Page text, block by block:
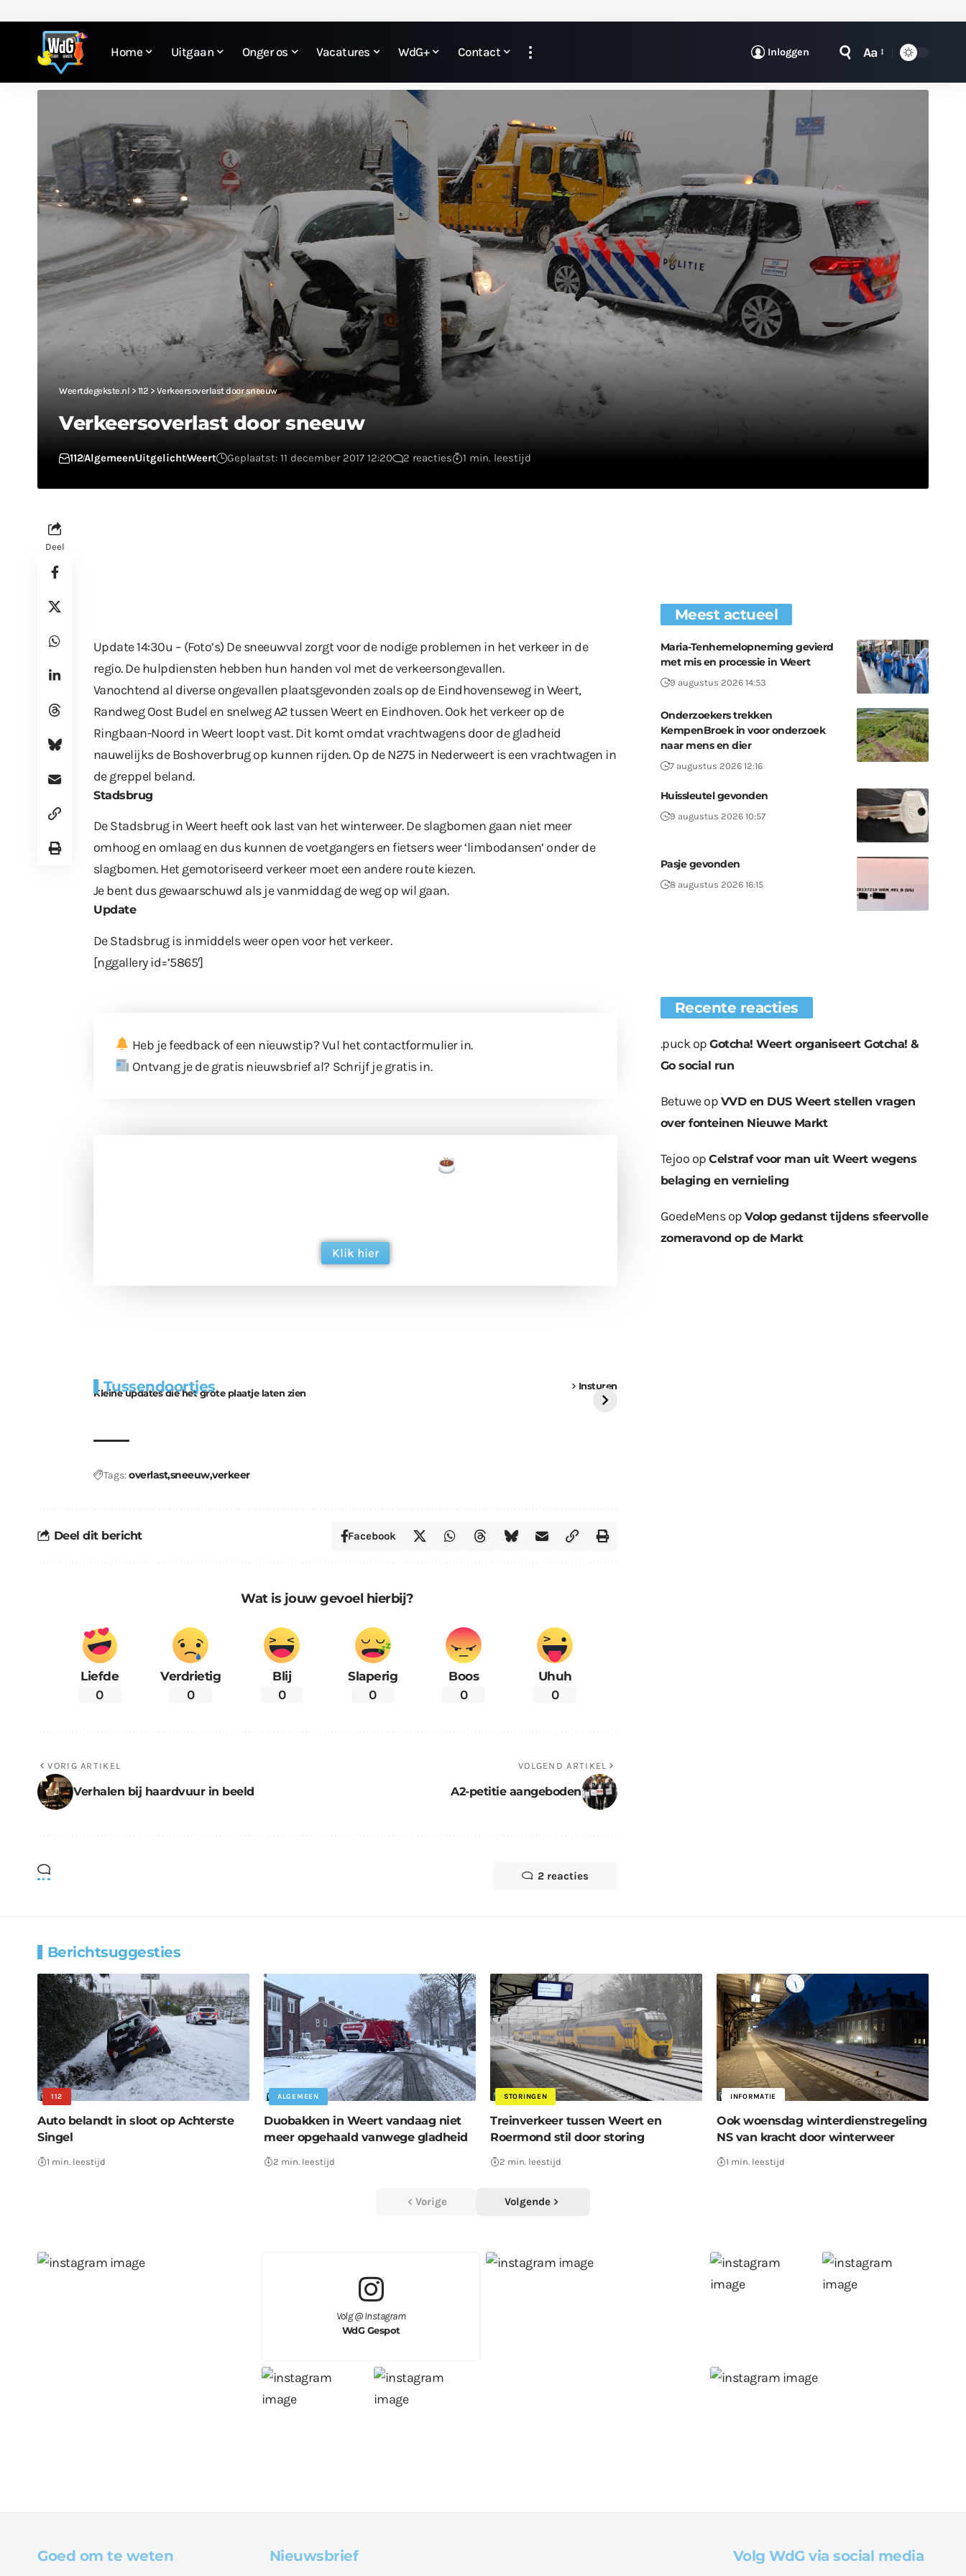
Home Uitgaan Onger os Vacatures WdG+ Contact Inloggen Aa
Weertdegekste.nl > 112 > Verkeersoverlast door sneeuw
Verkeersoverlast door sneeuw
112AlgemeenUitgelichtWeert Geplaatst: 11 december 2017 12:20 2 reacties 1 min. leestijd
Deel
Update 14:30u – (Foto’s) De sneeuwval zorgt voor de nodige problemen in het verkeer in de
regio. De hulpdiensten hebben hun handen vol met de verkeersongevallen.
Vanochtend al diverse ongevallen plaatsgevonden zoals op de Eindhovenseweg in Weert,
Randweg Oost Budel en snelweg A2 tussen Weert en Eindhoven. Ook het verkeer op de
Ringbaan-Noord in Weert loopt vast. Dit komt omdat vrachtwagens door de gladheid
nauwelijks de Boshoverbrug op kunnen rijden. Op de N275 in Nederweert is een vrachtwagen in
de greppel beland.
Stadsbrug
De Stadsbrug in Weert heeft ook last van het winterweer. De slagbomen gaan niet meer
omhoog en omlaag en dus kunnen de voetgangers en fietsers weer ‘limbodansen’ onder de
slagbomen. Het gemotoriseerd verkeer moet een andere route kiezen.
Je bent dus gewaarschuwd als je vanmiddag de weg op wil gaan.
Update
De Stadsbrug is inmiddels weer open voor het verkeer.
[nggallery id=’5865′]
Heb je feedback of een nieuwstip? Vul het contactformulierin.
Ontvang je de gratis nieuwsbrief al? Schrijf je gratis in.
Klik hier
Tussendoortjes Insturen
Kleine updates die het grote plaatje laten zien
bouwmateriaal voor
kabouters
Tags:overlastsneeuwverkeer
Deel dit bericht Facebook
Wat is jouw gevoel hierbij?
Liefde
0
Verdrietig
0
Blij
0
Slaperig
0
Boos
0
Uhuh
0
VORIG ARTIKEL
Verhalen bij haardvuur in beeld
VOLGEND ARTIKEL
A2-petitie aangeboden
2 reacties
Meest actueel
Maria-Tenhemelopneming gevierd
met mis en processie in Weert
9 augustus 2026 14:53
Onderzoekers trekken
KempenBroek in voor onderzoek
naar mens en dier
7 augustus 2026 12:16
Huissleutel gevonden
9 augustus 2026 10:57
Pasje gevonden
8 augustus 2026 16:15
Recente reacties
.puckopGotcha! Weert organiseert Gotcha! &
Go social run
Betuweop VVD en DUS Weert stellen vragen
over fonteinen Nieuwe Markt
Tejoo opCelstraf voor man uit Weert wegens
belaging en vernieling
GoedeMensopVolop gedanst tijdens sfeervolle
zomeravond op de Markt
Berichtsuggesties
112
Auto belandt in sloot op Achterste
Singel
1 min. leestijd
ALGEMEEN
Duobakken in Weert vandaag niet
meer opgehaald vanwege gladheid
2 min. leestijd
STORINGEN
Treinverkeer tussen Weert en
Roermond stil door storing
2 min. leestijd
INFORMATIE
Ook woensdag winterdienstregeling
NS van kracht door winterweer
1 min. leestijd
Vorige Volgende
Volg @ Instagram
WdG Gespot
Goed om te weten Nieuwsbrief Volg WdG via social media